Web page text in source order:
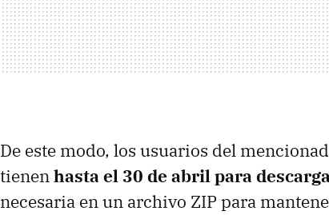
De este modo, los usuarios del
tienenhasta el 30 de abril para
necesaria en un archivo ZIP para